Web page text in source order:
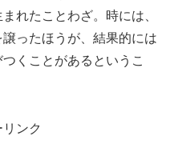
れたことわざ。時には、
ったほうが、結果的には
くことがあるというこ
ンク